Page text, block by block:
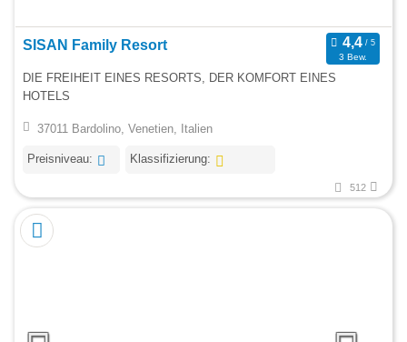
SISAN Family Resort
3 Bew.
DIE FREIHEIT EINES RESORTS, DER KOMFORT EINES
HOTELS
37011 Bardolino, Venetien, Italien
Preisniveau: Klassifizierung:
512